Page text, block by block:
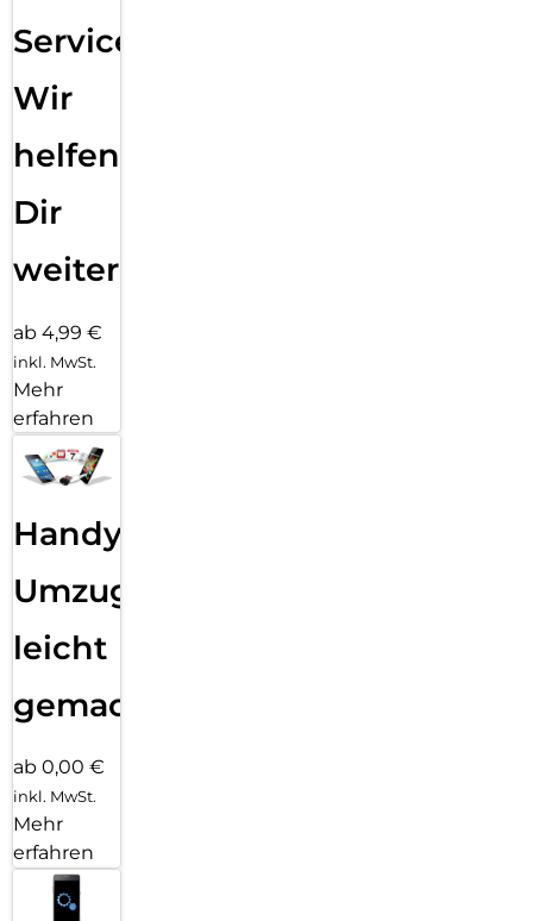
Service:
Wir
helfen
Dir
weiter
ab 4,99 €
inkl. MwSt.
Mehr
erfahren
Handy
Umzug
leicht
gemacht!
ab 0,00 €
inkl. MwSt.
Mehr
erfahren